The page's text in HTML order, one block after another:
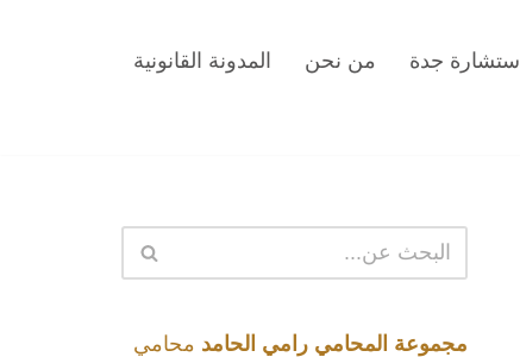
استشارة جدة من نحن
المدونة القانونية
مجموعة المحامي رامي الحامد محامي